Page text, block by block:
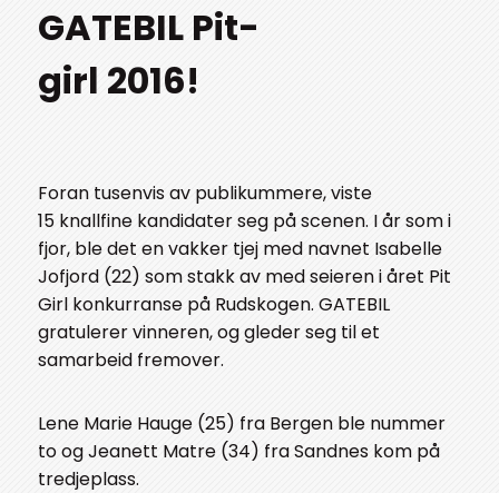
GATEBIL Pit-
girl 2016!
Foran tusenvis av publikummere, viste
15 knallfine kandidater seg på scenen. I år som i
fjor, ble det en vakker tjej med navnet Isabelle
Jofjord (22) som stakk av med seieren i året Pit
Girl konkurranse på Rudskogen. GATEBIL
gratulerer vinneren, og gleder seg til et
samarbeid fremover.
Lene Marie Hauge (25) fra Bergen ble nummer
to og Jeanett Matre (34) fra Sandnes kom på
tredjeplass.